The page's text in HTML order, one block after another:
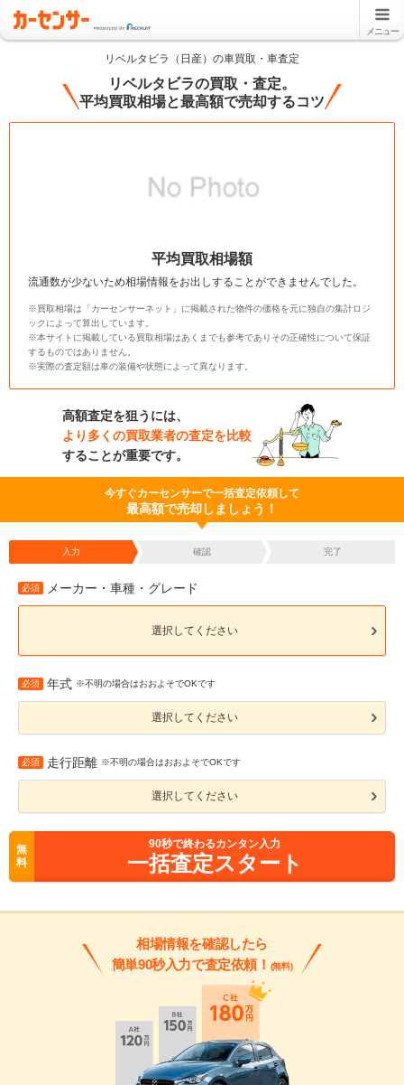
メニュー
リベルタビラ（日産）の車買取・車査定
リベルタビラの買取・査定。
平均買取相場と最高額で売却するコツ
平均買取相場額
流通数が少ないため相場情報をお出しすることができませんでした。
※買取相場は「カーセンサーネット」に掲載された物件の価格を元に独自の集計ロジ
ックによって算出しています。
※本サイトに掲載している買取相場はあくまでも参考でありその正確性について保証
するものではありません。
※実際の査定額は車の装備や状態によって異なります。
高額査定を狙うには、
より多くの買取業者の査定を比較
することが重要です。
今すぐカーセンサーで一括査定依頼して
最高額で売却しましょう！
入力 確認 完了
必須 メーカー・車種・グレード
選択してください
必須 年式 ※不明の場合はおおよそでOKです
選択してください
必須 走行距離 ※不明の場合はおおよそでOKです
選択してください
無
料
90秒で終わるカンタン入力
一括査定スタート
相場情報を確認したら
簡単90秒入力で査定依頼！ (無料)